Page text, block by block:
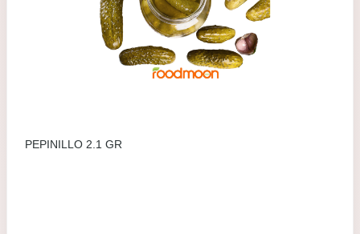
PEPINILLO 2.1 GR